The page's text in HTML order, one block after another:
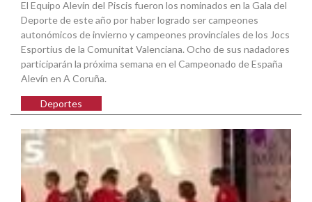
El Equipo Alevín del Piscis fueron los nominados en la Gala del
Deporte de este año por haber logrado ser campeones
autonómicos de invierno y campeones provinciales de los Jocs
Esportius de la Comunitat Valenciana. Ocho de sus nadadores
participarán la próxima semana en el Campeonado de España
Alevín en A Coruña.
Deportes